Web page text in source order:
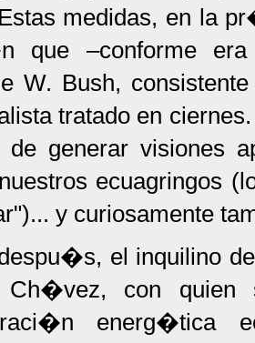
medidas, en la
que –conforme
W. Bush,
tratado en
de generar visiones
ecuagringos
y curiosamente
el inquilino
Ch�vez, con quien
energ�tica